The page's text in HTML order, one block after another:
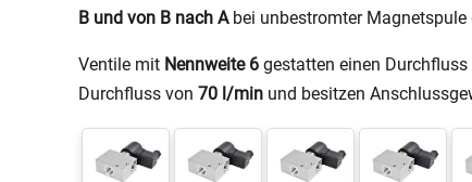
B und von B nach Abei unbestromter Magnetspule
Ventile mit Nennweite 6 gestatten einen
Durchfluss von 70 l/min und besitzen